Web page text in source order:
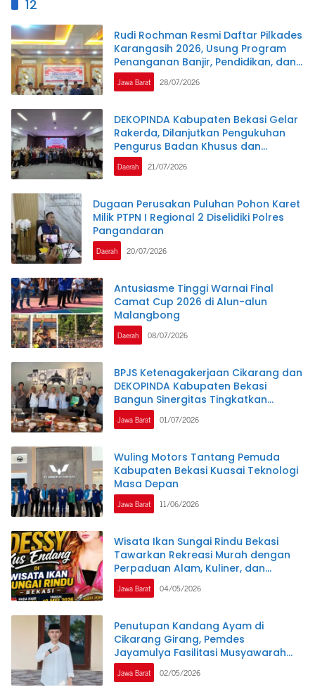
12
Rudi Rochman Resmi Daftar Pilkades
Karangasih 2026, Usung Program
Penanganan Banjir, Pendidikan, dan
Kesejahteraan Guru Ngaji
Jawa Barat 28/07/2026
DEKOPINDA Kabupaten Bekasi Gelar
Rakerda, Dilanjutkan Pengukuhan
Pengurus Badan Khusus dan
Lembaga Teknis
Daerah 21/07/2026
Dugaan Perusakan Puluhan Pohon Karet
Milik PTPN I Regional 2 Diselidiki Polres
Pangandaran
Daerah 20/07/2026
Antusiasme Tinggi Warnai Final
Camat Cup 2026 di Alun-alun
Malangbong
Daerah 08/07/2026
BPJS Ketenagakerjaan Cikarang dan
DEKOPINDA Kabupaten Bekasi
Bangun Sinergitas Tingkatkan
Perlindungan Pekerja Koperasi dan
UKM
Jawa Barat 01/07/2026
Wuling Motors Tantang Pemuda
Kabupaten Bekasi Kuasai Teknologi
Masa Depan
Jawa Barat 11/06/2026
Wisata Ikan Sungai Rindu Bekasi
Tawarkan Rekreasi Murah dengan
Perpaduan Alam, Kuliner, dan
Hiburan Dangdut yang Menarik
Minat Pengunjung dari Berbagai
Jawa Barat 04/05/2026
Penutupan Kandang Ayam di
Cikarang Girang, Pemdes
Jayamulya Fasilitasi Musyawarah
Hingga Disepakati Ini Kata Asep
Gunawan
Jawa Barat 02/05/2026